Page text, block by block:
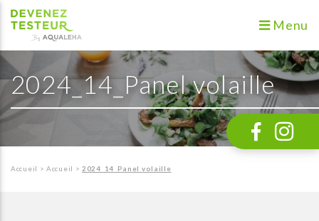
Menu
2024_14_Panel volaille
Accueil >Accueil >2024_14_Panel volaille